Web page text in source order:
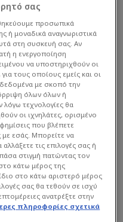
σας
προσωπικά
ή μοναδικά αναγνωριστικά
στη συσκευή σας. Αν
η ενεργοποίηση
να υποστηριχθούν οι
τους οποίους εμείς και οι
με σκοπό την
όλων όλων ή
λόγω τεχνολογίες θα
οι ιχνηλάτες, ορισμένο
που βλέπετε
με εσάς. Μπορείτε να
τις επιλογές σας ή
στιγμή πατώντας τον
κάτω μέρος της
στο κάτω αριστερό μέρος
σας θα τεθούν σε ισχύ
ανατρέξτε στην
πληροφορίες σχετικά